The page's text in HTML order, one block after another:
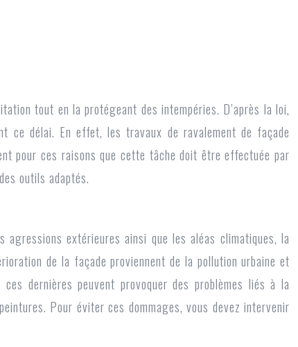
tout en la protégeant des intempéries. D’après la loi,
ce délai. En effet, les travaux de ravalement de façade
pour ces raisons que cette tâche doit être effectuée par
outils adaptés.
extérieures ainsi que les aléas climatiques, la
de la façade proviennent de la pollution urbaine et
dernières peuvent provoquer des problèmes liés à la
Pour éviter ces dommages, vous devez intervenir